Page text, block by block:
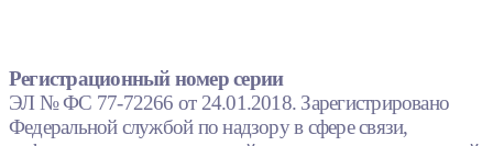
Регистрационный номер серии
ЭЛ № ФС 77-72266 от 24.01.2018. Зарегистрировано
Федеральной службой по надзору в сфере связи,